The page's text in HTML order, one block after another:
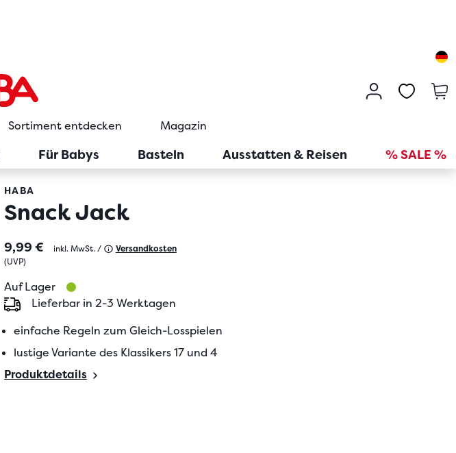
Sortiment entdecken Magazin
Für Babys Basteln Ausstatten & Reisen % SALE %
HABA
Snack Jack
9,99 € inkl. MwSt. /
Versandkosten
(UVP)
Auf Lager
Lieferbar in 2-3 Werktagen
einfache Regeln zum Gleich-Losspielen
lustige Variante des Klassikers 17 und 4
Produktdetails